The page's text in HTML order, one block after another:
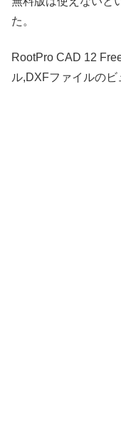
た。
RootPro CAD 12
ル,DXFファイルのビ